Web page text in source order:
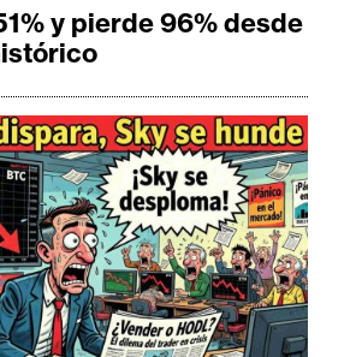
y pierde 96% desde